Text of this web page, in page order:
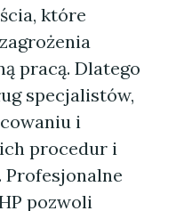
które
pracą. Dlatego
specjalistów,
i
procedur i
Profesjonalne
pozwoli